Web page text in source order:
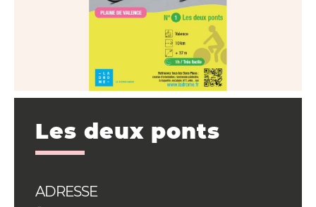
Les deux ponts
ADRESSE